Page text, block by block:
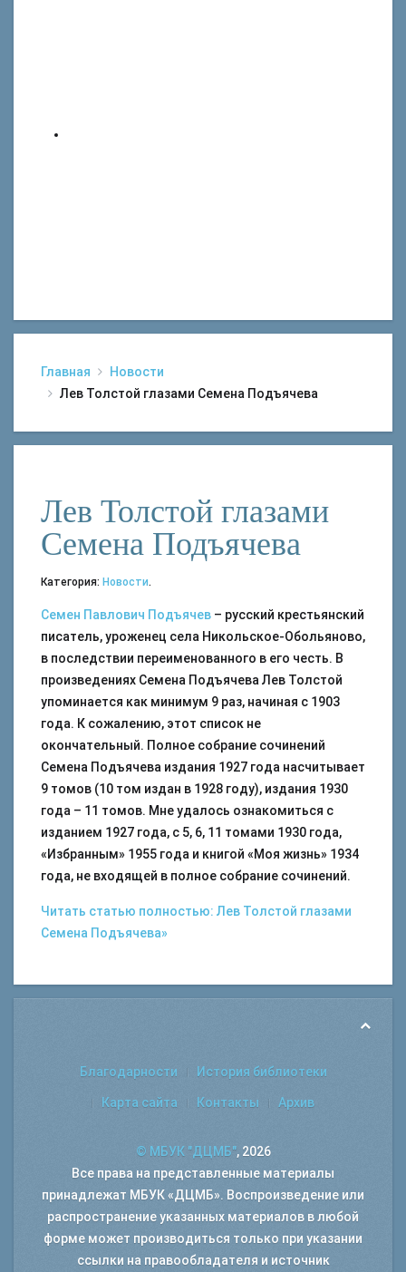
Главная
Новости
Лев Толстой глазами Семена Подъячева
Лев Толстой глазами
Семена Подъячева
Категория: Новости.
Семен Павлович Подъячев – русский крестьянский
писатель, уроженец села Никольское-Обольяново,
в последствии переименованного в его честь. В
произведениях Семена Подъячева Лев Толстой
упоминается как минимум 9 раз, начиная с 1903
года. К сожалению, этот список не
окончательный. Полное собрание сочинений
Семена Подъячева издания 1927 года насчитывает
9 томов (10 том издан в 1928 году), издания 1930
года – 11 томов. Мне удалось ознакомиться с
изданием 1927 года, с 5, 6, 11 томами 1930 года,
«Избранным» 1955 года и книгой «Моя жизнь» 1934
года, не входящей в полное собрание сочинений.
Читать статью полностью: Лев Толстой глазами
Семена Подъячева»
Благодарности История библиотеки
Карта сайта Контакты Архив
© МБУК "ДЦМБ", 2026
Все права на представленные материалы
принадлежат МБУК «ДЦМБ». Воспроизведение или
распространение указанных материалов в любой
форме может производиться только при указании
ссылки на правообладателя и источник